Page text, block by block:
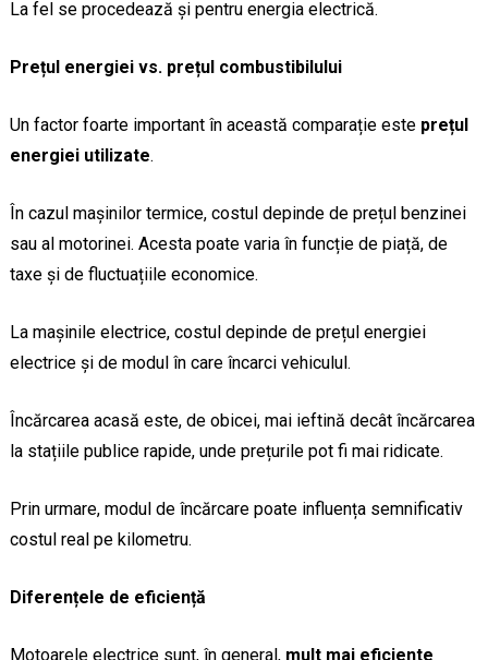
La fel se procedează și pentru energia electrică.
Prețul energiei vs. prețul combustibilului
Un factor foarte important în această comparație este prețul
energiei utilizate.
În cazul mașinilor termice, costul depinde de prețul benzinei
sau al motorinei. Acesta poate varia în funcție de piață, de
taxe și de fluctuațiile economice.
La mașinile electrice, costul depinde de prețul energiei
electrice și de modul în care încarci vehiculul.
Încărcarea acasă este, de obicei, mai ieftină decât încărcarea
la stațiile publice rapide, unde prețurile pot fi mai ridicate.
Prin urmare, modul de încărcare poate influența semnificativ
costul real pe kilometru.
Diferențele de eficiență
Motoarele electrice sunt, în general, mult mai eficiente